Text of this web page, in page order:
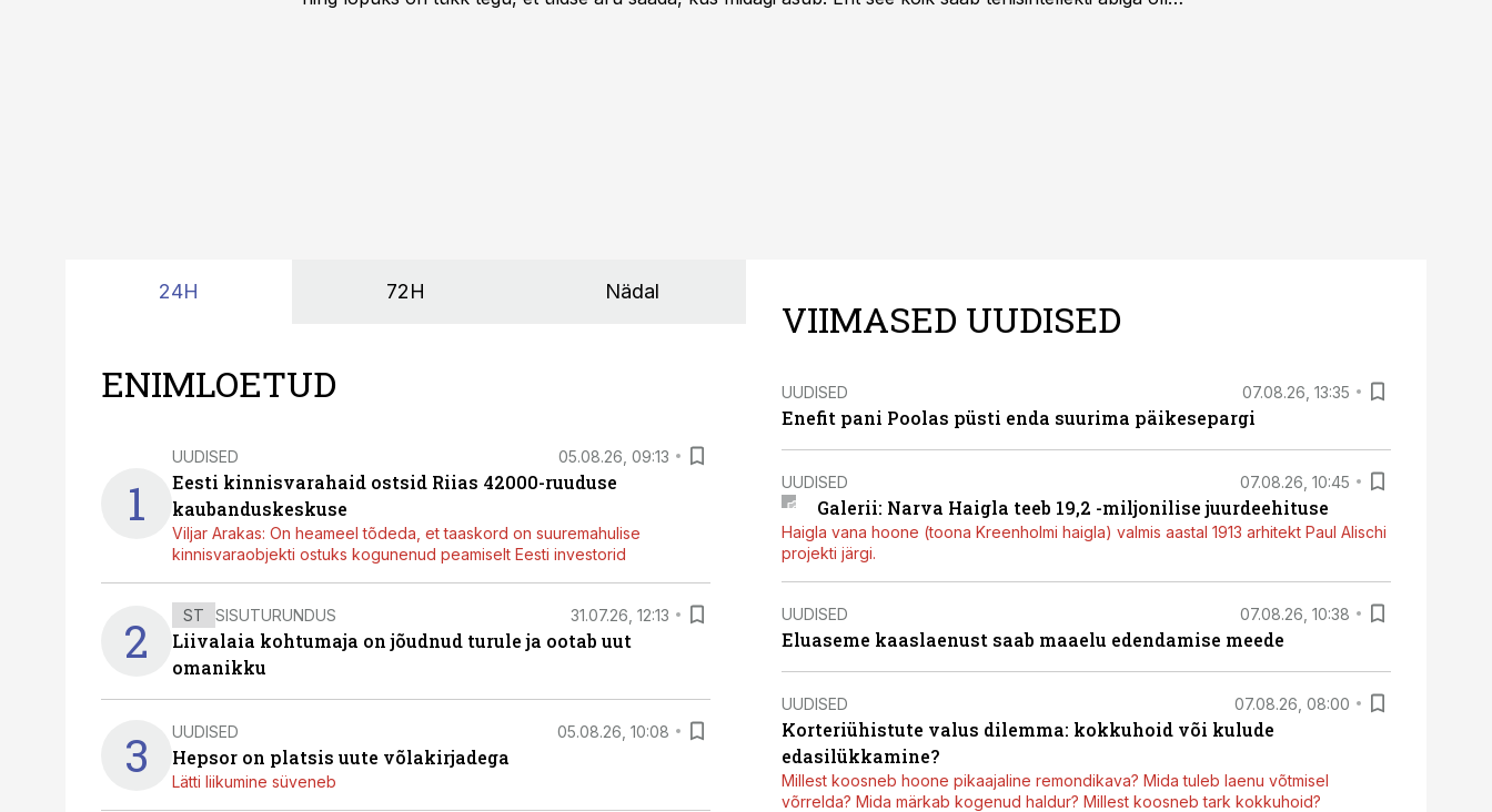
24H 72H Nädal
ENIMLOETUD
1
UUDISED 05.08.26, 09:13
Eesti kinnisvarahaid ostsid Riias 42000-ruuduse
kaubanduskeskuse
Viljar Arakas: On heameel tõdeda, et taaskord on suuremahulise
kinnisvaraobjekti ostuks kogunenud peamiselt Eesti investorid
2 ST SISUTURUNDUS 31.07.26, 12:13
Liivalaia kohtumaja on jõudnud turule ja ootab uut
omanikku
3 UUDISED 05.08.26, 10:08
Hepsor on platsis uute võlakirjadega
Lätti liikumine süveneb
VIIMASED UUDISED
UUDISED 07.08.26, 13:35
Enefit pani Poolas püsti enda suurima päikesepargi
UUDISED 07.08.26, 10:45
Galerii: Narva Haigla teeb 19,2 -miljonilise juurdeehituse
Haigla vana hoone (toona Kreenholmi haigla) valmis aastal 1913 arhitekt Paul Alischi
projekti järgi.
UUDISED 07.08.26, 10:38
Eluaseme kaaslaenust saab maaelu edendamise meede
UUDISED 07.08.26, 08:00
Korteriühistute valus dilemma: kokkuhoid või kulude
edasilükkamine?
Millest koosneb hoone pikaajaline remondikava? Mida tuleb laenu võtmisel
võrrelda? Mida märkab kogenud haldur? Millest koosneb tark kokkuhoid?